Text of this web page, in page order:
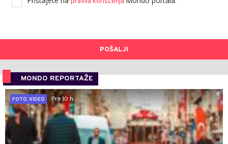
POŠALJI
MONDO REPORTAŽE
0
FOTO, VIDEO
Pre 10 h